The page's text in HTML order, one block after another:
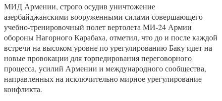
МИД Армении, строго осудив уничтожение
азербайджанскими вооруженными силами совершающего
учебно-тренировочный полет вертолета МИ-24 Армии
обороны Нагорного Карабаха, отметил, что до и после каждой
встречи на высоком уровне по урегулированию Баку идет на
новые провокации для торпедирования переговорного
процесса, усилий Армении и международного сообщества,
направленных на исключительно мирное урегулирование
конфликта.